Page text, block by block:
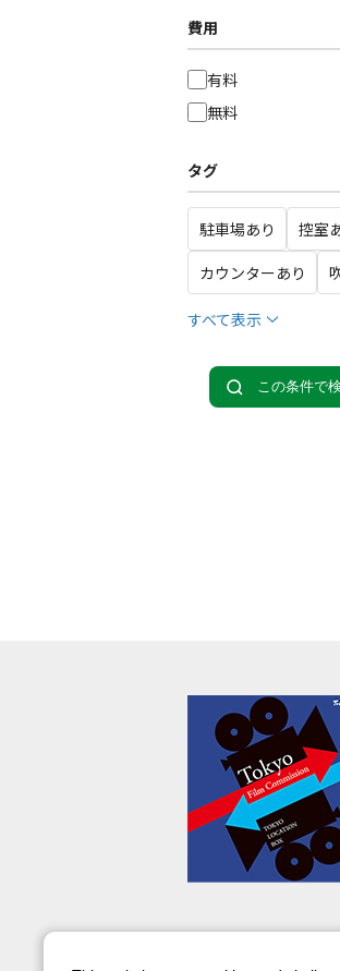
費用
有料
無料
タグ
駐車場あり
控室
カウンターあり
すべて表示
この条件で